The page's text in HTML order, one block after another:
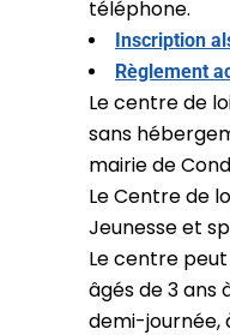
téléphone.
Inscription
Règlement
Le centre de
sans
mairie de
Le Centre de
Jeunesse et
Le centre
âgés de 3 ans
demi-journée,